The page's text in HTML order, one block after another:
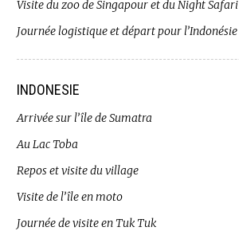
Visite du zoo de Singapour et du Night Safari
Journée logistique et départ pour l’Indonésie
INDONESIE
Arrivée sur l’île de Sumatra
Au Lac Toba
Repos et visite du village
Visite de l’île en moto
Journée de visite en Tuk Tuk